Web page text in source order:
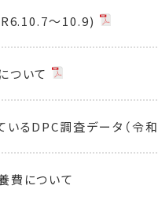
～10.9)
ついて
るDPC調査データ（令
費について